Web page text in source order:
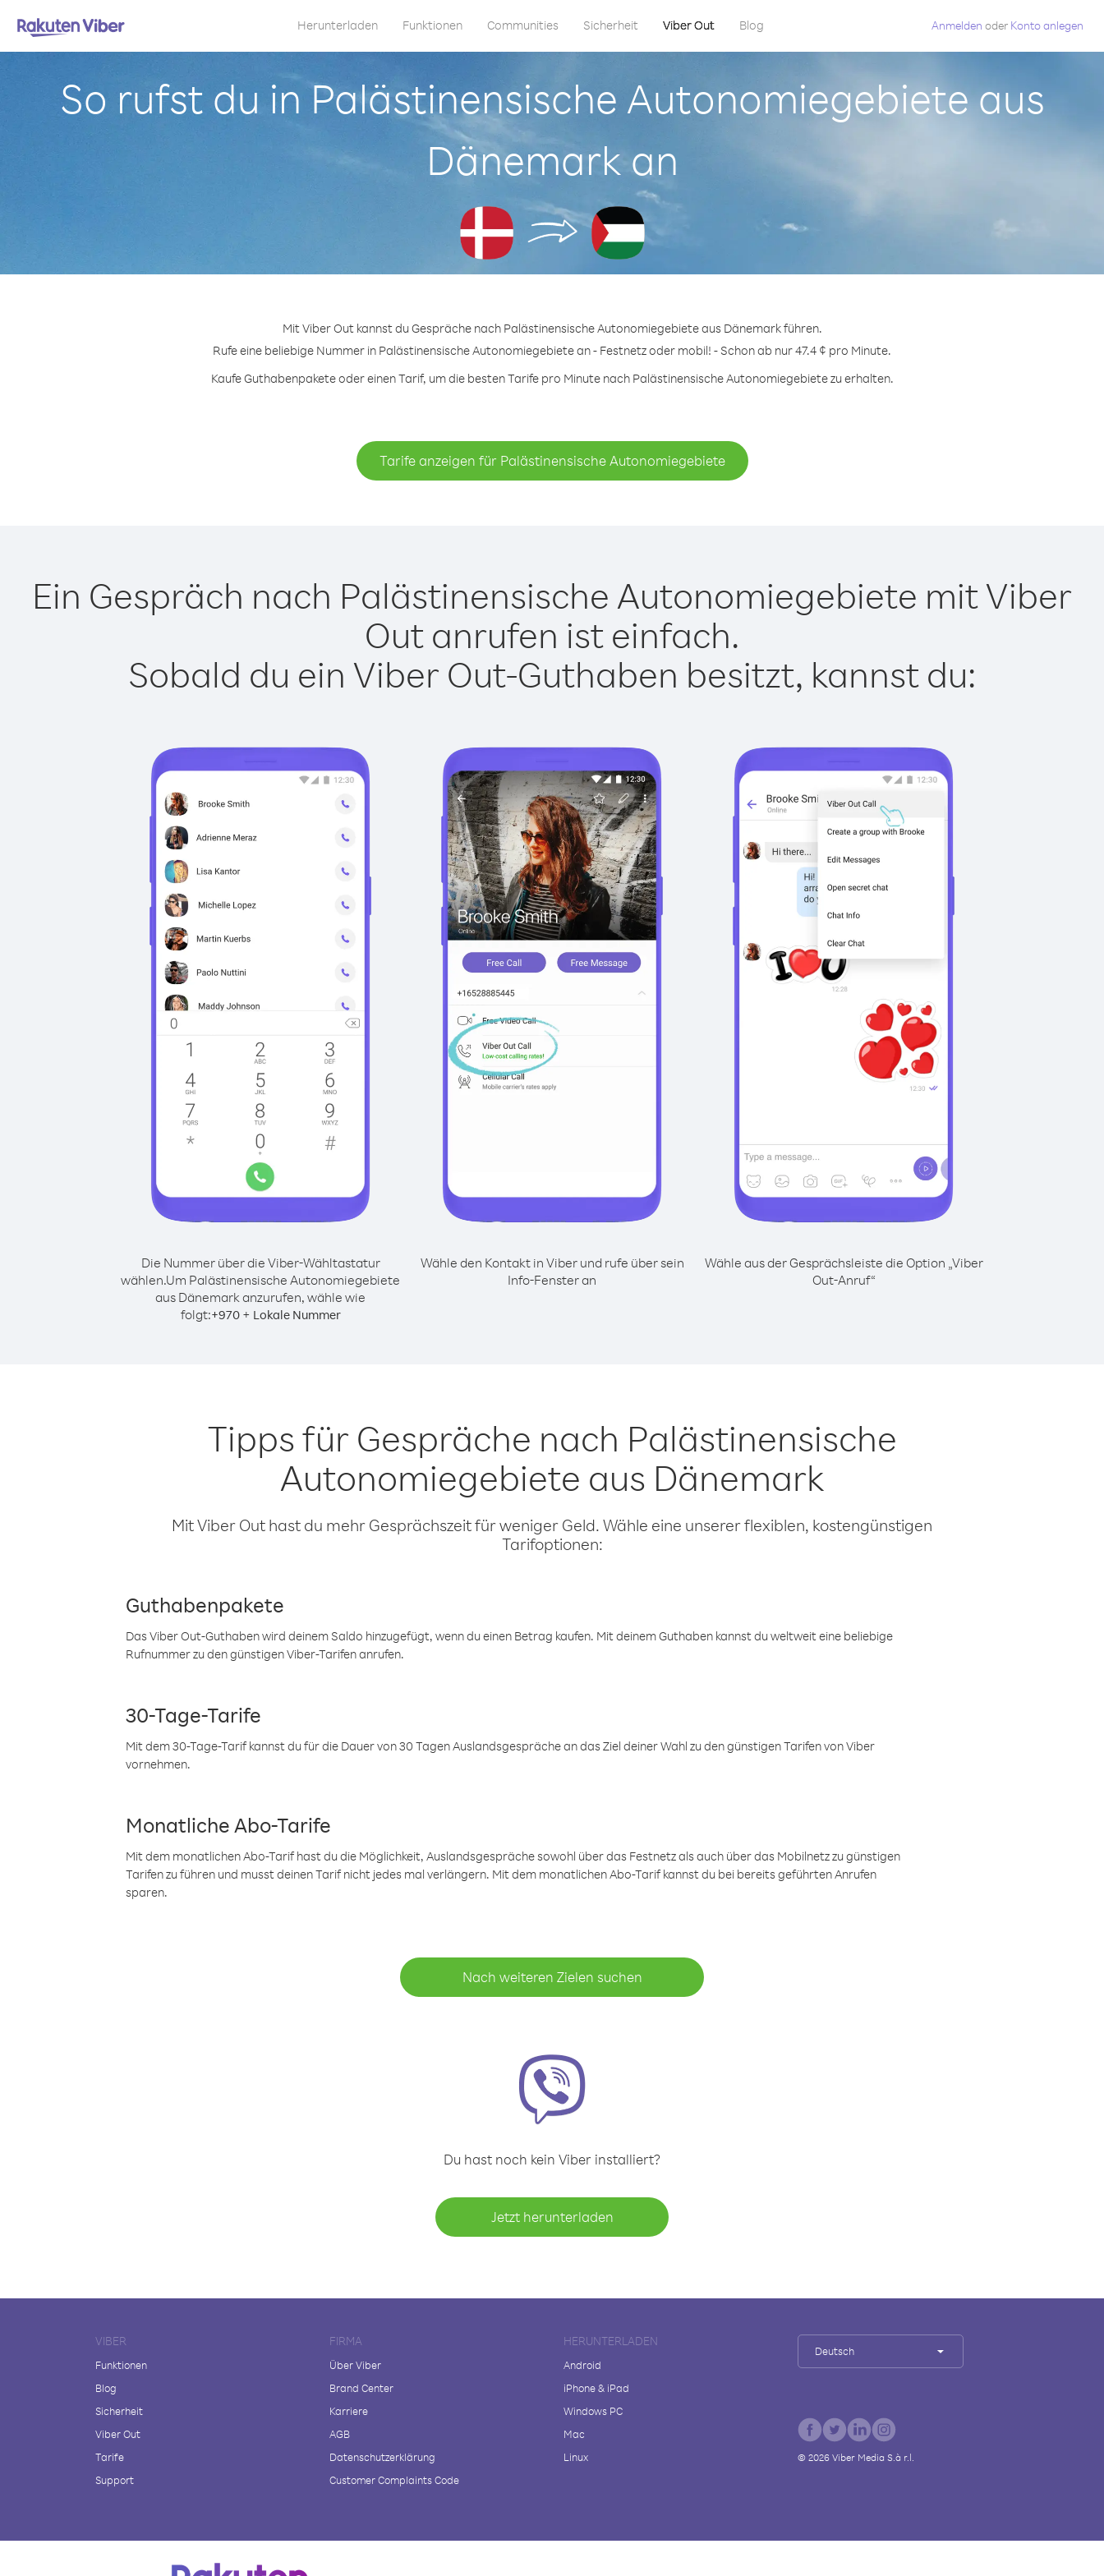
Herunterladen Funktionen Communities Sicherheit Viber Out Blog Anmelden oder Konto anlegen
So rufst du in Palästinensische Autonomiegebiete aus
Dänemark an
Mit Viber Out kannst du Gespräche nach Palästinensische Autonomiegebiete aus Dänemark führen.
Rufe eine beliebige Nummer in Palästinensische Autonomiegebiete an - Festnetz oder mobil! - Schon ab nur 47.4 ¢ pro Minute.
Kaufe Guthabenpakete oder einen Tarif, um die besten Tarife pro Minute nach Palästinensische Autonomiegebiete zu erhalten.
Tarife anzeigen für Palästinensische Autonomiegebiete
Ein Gespräch nach Palästinensische Autonomiegebiete mit Viber
Out anrufen ist einfach.
Sobald du ein Viber Out-Guthaben besitzt, kannst du:
Die Nummer über die Viber-Wähltastatur
wählen.Um Palästinensische Autonomiegebiete
aus Dänemark anzurufen, wähle wie
folgt:+970+ Lokale Nummer
Wähle den Kontakt in Viber und rufe über sein
Info-Fenster an
Wähle aus der Gesprächsleiste die Option „Viber
Out-Anruf“
Tipps für Gespräche nach Palästinensische
Autonomiegebiete aus Dänemark
Mit Viber Out hast du mehr Gesprächszeit für weniger Geld. Wähle eine unserer flexiblen, kostengünstigen
Tarifoptionen:
Guthabenpakete
Das Viber Out-Guthaben wird deinem Saldo hinzugefügt, wenn du einen Betrag kaufen. Mit deinem Guthaben kannst du weltweit eine beliebige
Rufnummer zu den günstigen Viber-Tarifen anrufen.
30-Tage-Tarife
Mit dem 30-Tage-Tarif kannst du für die Dauer von 30 Tagen Auslandsgespräche an das Ziel deiner Wahl zu den günstigen Tarifen von Viber
vornehmen.
Monatliche Abo-Tarife
Mit dem monatlichen Abo-Tarif hast du die Möglichkeit, Auslandsgespräche sowohl über das Festnetz als auch über das Mobilnetz zu günstigen
Tarifen zu führen und musst deinen Tarif nicht jedes mal verlängern. Mit dem monatlichen Abo-Tarif kannst du bei bereits geführten Anrufen
sparen.
Nach weiteren Zielen suchen
Du hast noch kein Viber installiert?
Jetzt herunterladen
VIBER
Funktionen
Blog
Sicherheit
Viber Out
Tarife
Support
FIRMA
Über Viber
Brand Center
Karriere
AGB
Datenschutzerklärung
Customer Complaints Code
HERUNTERLADEN
Android
iPhone & iPad
Windows PC
Mac
Linux
Deutsch
© 2026 Viber Media S.à r.l.